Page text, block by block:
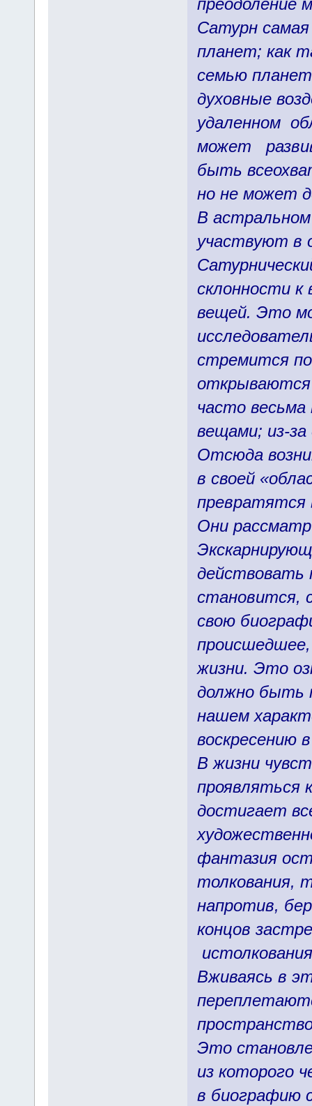
преодоление
Сатурн
планет; как
семью
духовные
удаленном
может
быть
но не может
В
участвуют в
склонности к
вещей. Это
стремится
открываются
часто
вещами; из-за
Отсюда
в своей
превратятся
Они
становится,
свою
жизни. Это
должно быть
нашем
воскресению
В жизни
проявляться
достигает
фантазия
толкования,
напротив,
концов
Вживаясь в
Это
из которого
в биографию